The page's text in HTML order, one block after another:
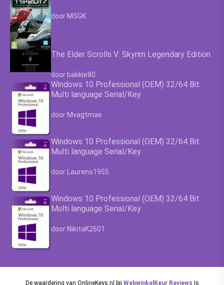
Waardering
door MSGK
The Elder Scrolls V: Skyrim Legendary Edition
Waardering4.63
door bakkie80
Windows 10 Professional (OEM) 32/64 Bit
Multi language Serial/Key
Waardering4.63
door Mvagtmae
Windows 10 Professional (OEM) 32/64 Bit
Multi language Serial/Key
Waardering4.63uit 5
door Laurens1955
Windows 10 Professional (OEM) 32/64 Bit
Multi language Serial/Key
Waardering4.63
door NikitaK2601
De waardering van OnlineKeys.nl bij WebwinkelKeur Reviews is